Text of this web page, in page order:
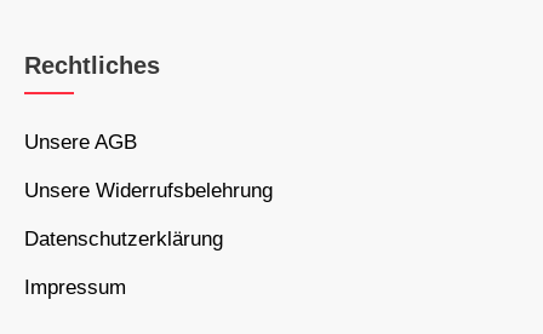
Rechtliches
Unsere AGB
Unsere Widerrufsbelehrung
Datenschutzerklärung
Impressum